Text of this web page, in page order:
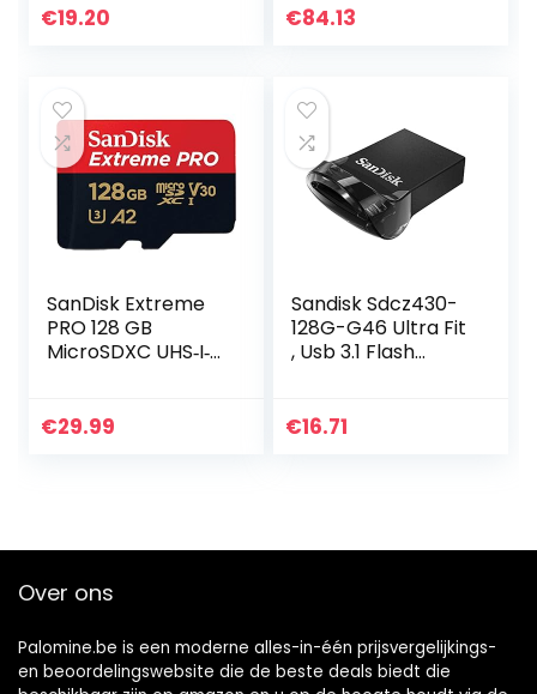
Tablets,
€19.20
Leessnelheden Tot
€84.13
SanDisk Extreme
PRO 128 GB
MicroSDXC UHS‐I‐
Performance, 2
€29.99
Sandisk Sdcz430-
128G-G46 Ultra Fit
, Usb 3.1 Flash
€16.71
Over ons
Palomine.be is een moderne alles-in-één prijsvergelijkings-
en beoordelingswebsite die de beste deals biedt die